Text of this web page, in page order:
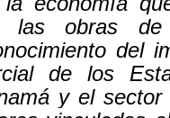
las obras de
del
de los
y el sector